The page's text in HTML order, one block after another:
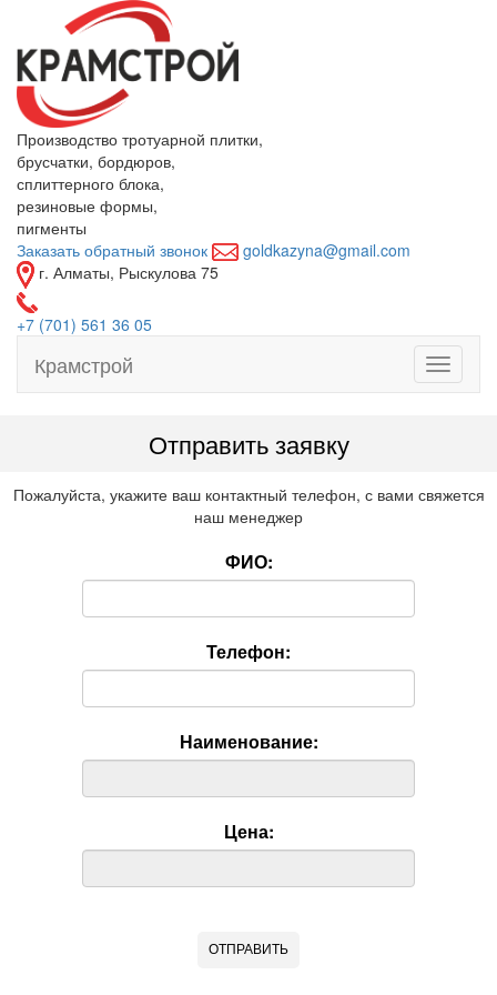
Производство тротуарной плитки,
брусчатки, бордюров,
сплиттерного блока,
резиновые формы,
пигменты
Заказать обратный звонок
goldkazyna@gmail.com
г. Алматы, Рыскулова 75
+7 (701) 561 36 05
Toggle
Крамстрой
Отправить заявку
Пожалуйста, укажите ваш контактный телефон, с вами свяжется
наш менеджер
ФИО:
Телефон:
Наименование:
Цена: